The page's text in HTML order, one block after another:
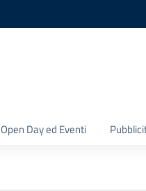
Open Day ed Eventi